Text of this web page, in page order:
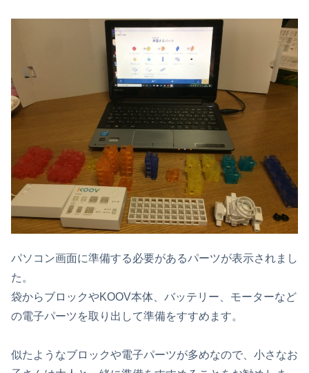
パソコン画面に準備する必要があるパーツが表示されまし
た。
袋からブロックやKOOV本体、バッテリー、モーターなど
の電子パーツを取り出して準備をすすめます。
似たようなブロックや電子パーツが多めなので、小さなお